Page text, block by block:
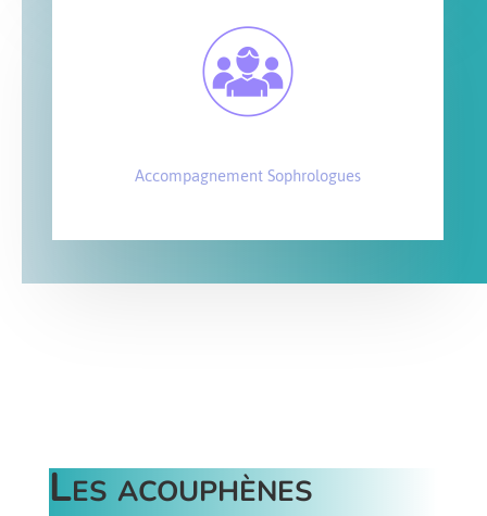
Accompagnement Sophrologues
Les acouphènes